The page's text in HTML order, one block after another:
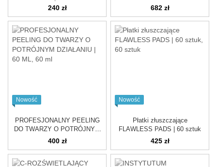
KOLORU SKÓRY SPF50 | 50
240 zł
| 30 ml
682 zł
Nowość
PROFESJONALNY PEELING
DO TWARZY O POTRÓJNYM
DZIAŁANIU | 60 ML
400 zł
Nowość
Płatki złuszczające
FLAWLESS PADS | 60 sztuk
425 zł